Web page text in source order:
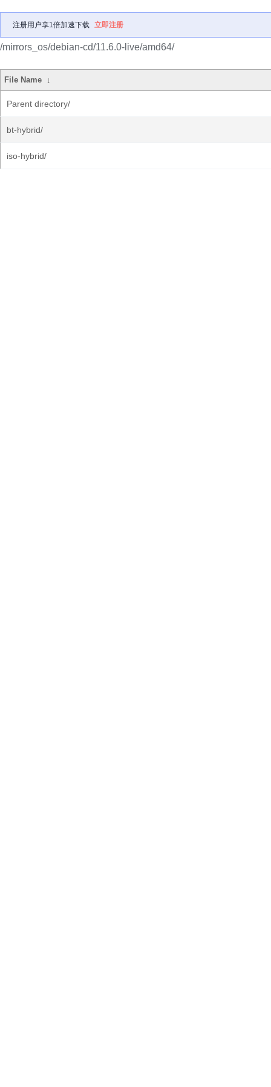
注册用户享1倍加速下载 立即注册
/mirrors_os/debian-cd/11.6.0-live/amd64/
File Name ↓
Parent directory/
bt-hybrid/
iso-hybrid/